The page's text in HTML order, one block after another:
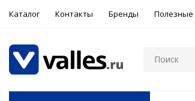
Каталог Контакты Бренды Полезные